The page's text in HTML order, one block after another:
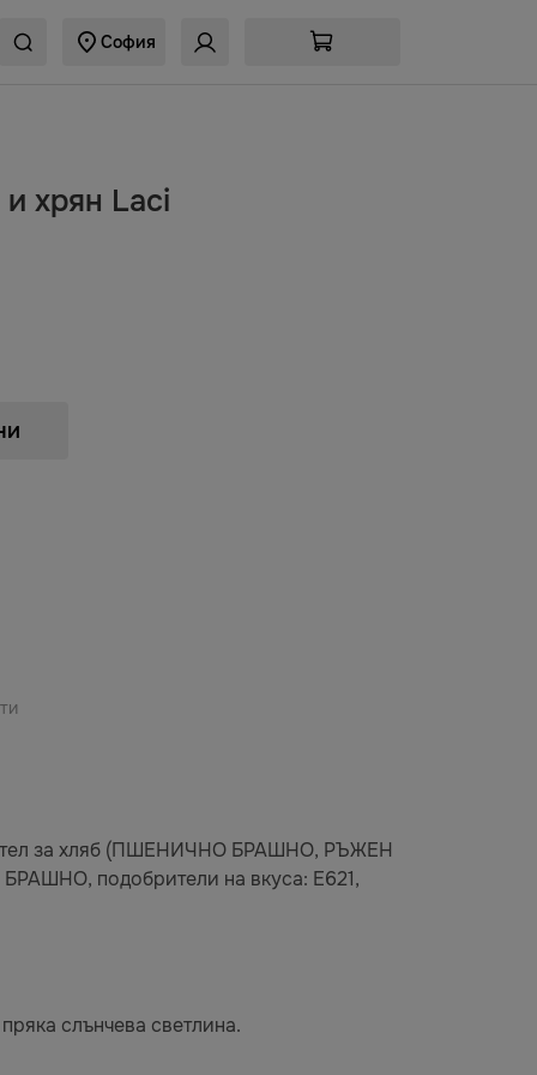
София
хрян Laci
за хляб (ПШЕНИЧНО БРАШНО, РЪЖЕН
подобрители на вкуса: E621,
слънчева светлина.